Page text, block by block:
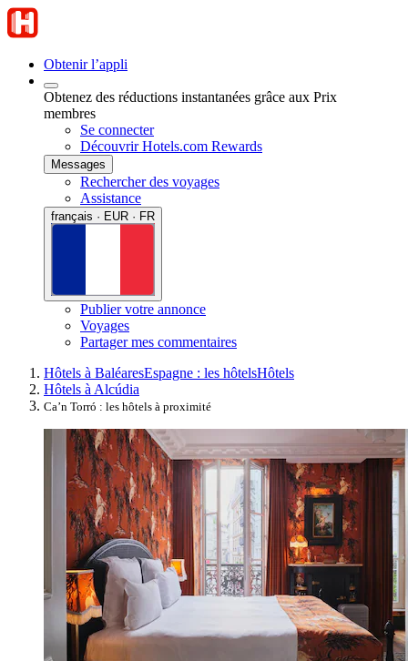
Obtenir l’appli
Obtenez des réductions instantanées grâce aux Prix
membres
Se connecter
Découvrir Hotels.com Rewards
Messages
Rechercher des voyages
Assistance
français · EUR · FR
Publier votre annonce
Voyages
Partager mes commentaires
Hôtels à BaléaresEspagne : les hôtelsHôtels
Hôtels à Alcúdia
Ca’n Torró : les hôtels à proximité